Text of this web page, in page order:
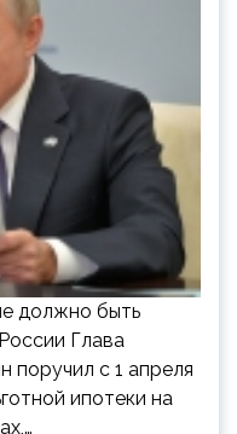
должно быть
Глава
поручил с 1 апреля
ипотеки на